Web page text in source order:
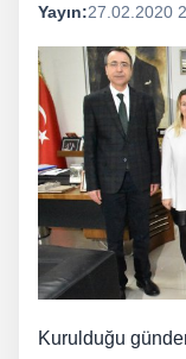
Yayın:27.02.2020
Kurulduğu